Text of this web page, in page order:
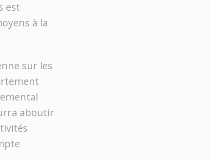
est
à la
sur les
aboutir